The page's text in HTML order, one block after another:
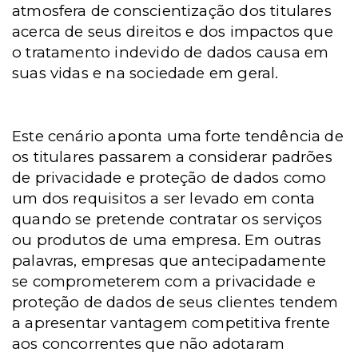
atmosfera de conscientização dos titulares
acerca de seus direitos e dos impactos que
o tratamento indevido de dados causa em
suas vidas e na sociedade em geral.
Este cenário aponta uma forte tendência de
os titulares passarem a considerar padrões
de privacidade e proteção de dados como
um dos requisitos a ser levado em conta
quando se pretende contratar os serviços
ou produtos de uma empresa. Em outras
palavras, empresas que antecipadamente
se comprometerem com a privacidade e
proteção de dados de seus clientes tendem
a apresentar vantagem competitiva frente
aos concorrentes que não adotaram